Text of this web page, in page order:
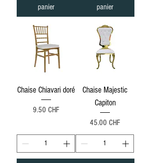
panier
panier
Chaise Chiavari doré
Prix
9.50 CHF
Chaise Majestic
Capiton
Prix
45.00 CHF